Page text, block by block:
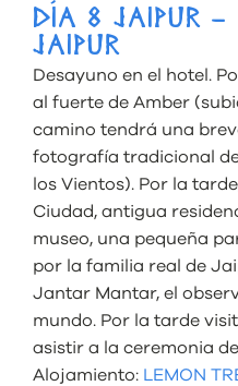
DÍA 8 JAIPUR
JAIPUR
Desayuno en el hotel.
al fuerte de Amber
camino tendrá una
fotografía tradicional
los Vientos). Por la
Ciudad, antigua
museo, una pequeña
por la familia real de
Jantar Mantar, el
mundo. Por la tarde
asistir a la ceremonia
Alojamiento: LEMON